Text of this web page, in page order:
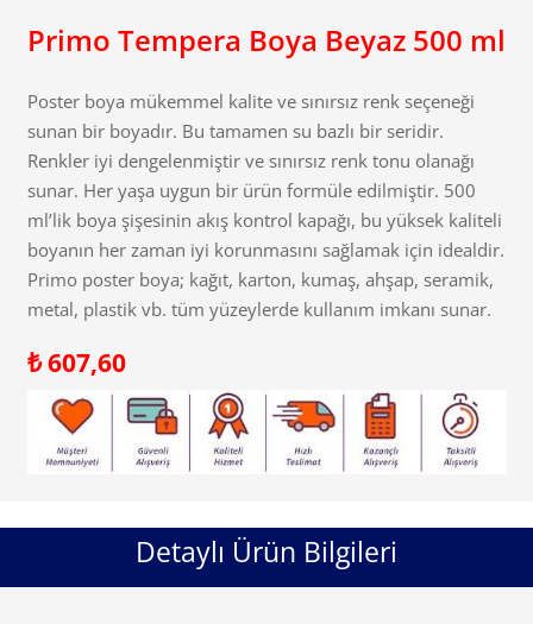
Primo Tempera Boya Beyaz 500 ml
Poster boya mükemmel kalite ve sınırsız renk seçeneği
sunan bir boyadır. Bu tamamen su bazlı bir seridir.
Renkler iyi dengelenmiştir ve sınırsız renk tonu olanağı
sunar. Her yaşa uygun bir ürün formüle edilmiştir. 500
ml’lik boya şişesinin akış kontrol kapağı, bu yüksek kaliteli
boyanın her zaman iyi korunmasını sağlamak için idealdir.
Primo poster boya; kağıt, karton, kumaş, ahşap, seramik,
metal, plastik vb. tüm yüzeylerde kullanım imkanı sunar.
₺607,60
Detaylı Ürün Bilgileri